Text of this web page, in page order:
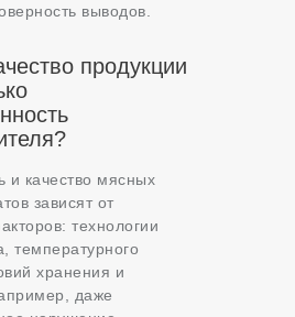
выводов.
продукции
и качество мясных
зависят от
технологии
температурного
хранения и
даже